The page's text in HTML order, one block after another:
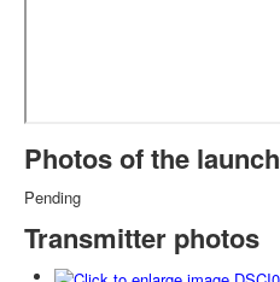
Photos of the launch
Pending
Transmitter photos